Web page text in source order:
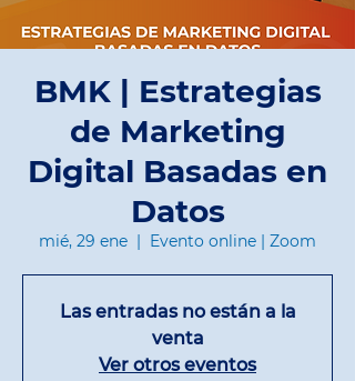
BMK | Estrategias
de Marketing
Digital Basadas en
Datos
mié, 29 ene
  |
Evento online | Zoom
Las entradas no están a la
venta
Ver otros eventos